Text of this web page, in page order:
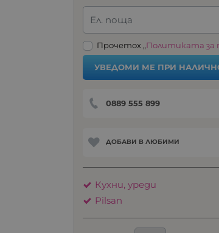
Ел. поща
Прочетох „Политиката за
УВЕДОМИ МЕ ПРИ
0889 555 899
ДОБАВИ В ЛЮБИМИ
Кухни, уреди
Pilsan